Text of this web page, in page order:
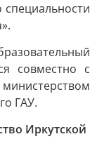
совместно с
министерством
ГАУ.
Иркутской